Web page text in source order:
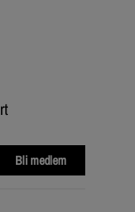
Bli medlem